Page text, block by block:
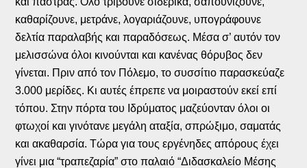
καθαρίζουνε, μετράνε, λογαριάζουνε, υπογράφουνε
δελτία παραλαβής και παραδόσεως. Μέσα σ’ αυτόν τον
μελισσώνα όλοι κινούνται και κανένας θόρυβος δεν
γίνεται. Πριν από τον Πόλεμο, το συσσίτιο παρασκεύαζε
3.000 μερίδες. Κι αυτές έπρεπε να μοιραστούν εκεί επί
τόπου. Στην πόρτα του Ιδρύματος μαζεύονταν όλοι οι
φτωχοί και γινότανε μεγάλη αταξία, σπρώξιμο, σαματάς
και ακαθαρσία. Τώρα για τους εργένηδες απόρους έχει
γίνει μια “τραπεζαρία” στο παλαιό “Διδασκαλείο Μέσης